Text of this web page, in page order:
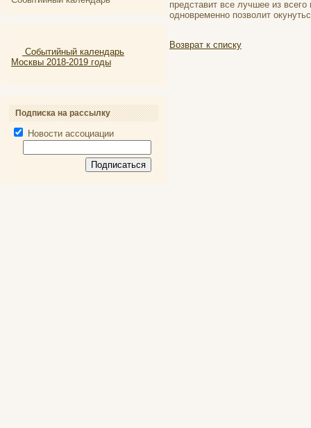
Событийный календарь
Москвы 2018-2019 годы
Подписка на рассылку
Новости ассоциации
представит все лучшее из
одновременно позволит
Возврат к списку